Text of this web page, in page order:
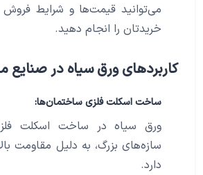
می‌توانید قیمت‌ها و شرایط فروش
خریدتان را انجام دهید.
کاربردهای ورق سیاه در صنایع
ساخت اسکلت فلزی ساختمان‌ها:
ورق سیاه در ساخت اسکلت
سازه‌های بزرگ، به دلیل مقاومت
دارد.